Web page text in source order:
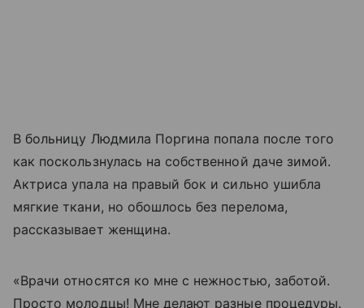
В больницу Людмила Поргина попала после того
как поскользнулась на собственной даче зимой.
Актриса упала на правый бок и сильно ушибла
мягкие ткани, но обошлось без перелома,
рассказывает женщина.
«Врачи относятся ко мне с нежностью, заботой.
Просто молодцы! Мне делают разные процедуры.